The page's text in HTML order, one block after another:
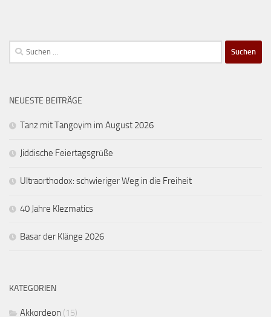
Suchen
nach:
NEUESTE BEITRÄGE
Tanz mit Tangoyim im August 2026
Jiddische Feiertagsgrüße
Ultraorthodox: schwieriger Weg in die Freiheit
40 Jahre Klezmatics
Basar der Klänge 2026
KATEGORIEN
Akkordeon (15)